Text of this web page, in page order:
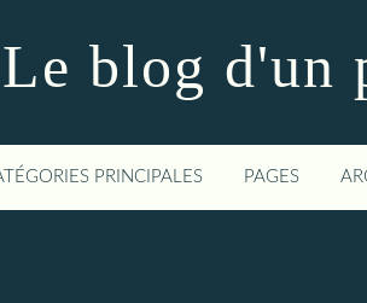
Le blog d'un
PRINCIPALES PAGES